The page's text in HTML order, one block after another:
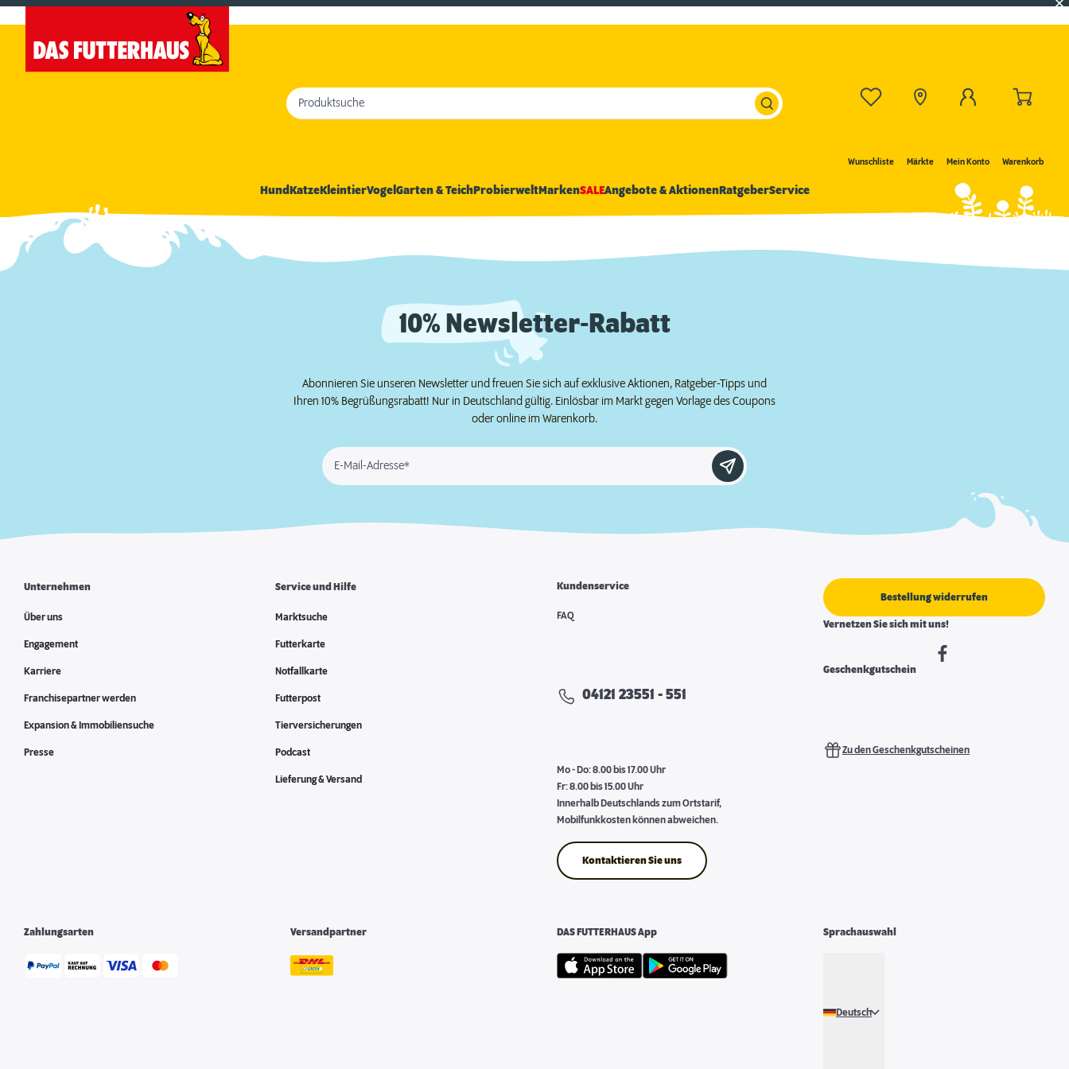
Wunschliste Märkte Mein Konto Warenkorb
Produktsuche
HundKatzeKleintierVogel Garten & TeichProbierweltMarkenSALEAngebote & AktionenRatgeberService
10% Newsletter-Rabatt
Abonnieren Sie unseren Newsletter und freuen Sie sich auf exklusive Aktionen, Ratgeber-Tipps und
Ihren 10% Begrüßungsrabatt! Nur in Deutschland gültig. Einlösbar im Markt gegen Vorlage des Coupons
oder online im Warenkorb.
E-Mail-Adresse*
Unternehmen
Über uns
Engagement
Karriere
Franchisepartner werden
Expansion & Immobiliensuche
Presse
Service und Hilfe
Marktsuche
Futterkarte
Notfallkarte
Futterpost
Tierversicherungen
Podcast
Lieferung & Versand
Kundenservice
FAQ
04121 23551 - 551
Mo - Do: 8.00 bis 17.00 Uhr
Fr: 8.00 bis 15.00 Uhr
Innerhalb Deutschlands zum Ortstarif,
Mobilfunkkosten können abweichen.
Kontaktieren Sie uns
Bestellung widerrufen
Vernetzen Sie sich mit uns!
Geschenkgutschein
Zu den Geschenkgutscheinen
Zahlungsarten Versandpartner DAS FUTTERHAUS App Sprachauswahl
Deutsch